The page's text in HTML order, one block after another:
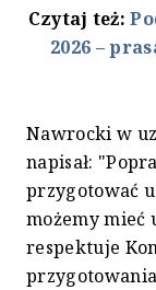
Czytaj też:
2026 –
Nawrocki w
napisał:
przygotować
możemy mieć
respektuje